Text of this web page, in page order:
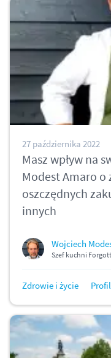
27 października 2022
Masz wpływ na
Modest Amaro o
oszczędnych
innych
Wojciech
Szef kuchni
Zdrowie i życie